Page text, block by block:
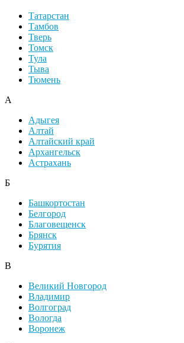
Татарстан
Тамбов
Тверь
Томск
Тула
Тыва
Тюмень
А
Адыгея
Алтай
Алтайский край
Архангельск
Астрахань
Б
Башкортостан
Белгород
Благовещенск
Брянск
Бурятия
В
Великий Новгород
Владимир
Волгоград
Вологда
Воронеж